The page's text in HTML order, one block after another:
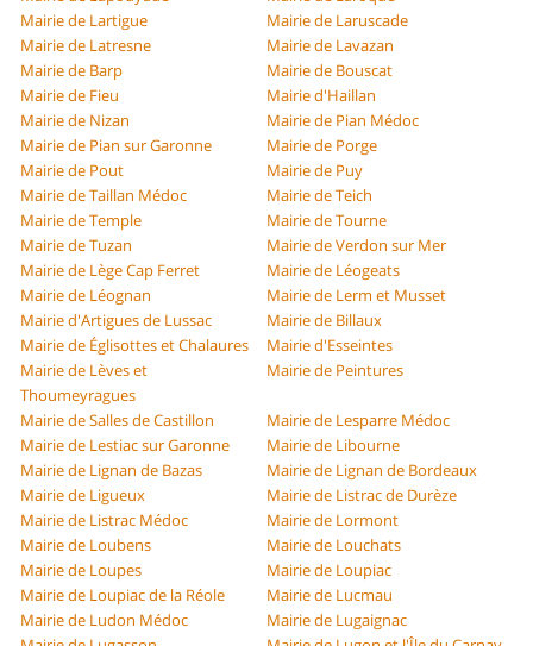
Mairie de Lartigue
Mairie de Laruscade
Mairie de Latresne
Mairie de Lavazan
Mairie de Barp
Mairie de Bouscat
Mairie de Fieu
Mairie d'Haillan
Mairie de Nizan
Mairie de Pian Médoc
Mairie de Pian sur Garonne
Mairie de Porge
Mairie de Pout
Mairie de Puy
Mairie de Taillan Médoc
Mairie de Teich
Mairie de Temple
Mairie de Tourne
Mairie de Tuzan
Mairie de Verdon sur Mer
Mairie de Lège Cap Ferret
Mairie de Léogeats
Mairie de Léognan
Mairie de Lerm et Musset
Mairie d'Artigues de Lussac
Mairie de Billaux
Mairie de Églisottes et Chalaures
Mairie d'Esseintes
Mairie de Lèves et
Thoumeyragues
Mairie de Peintures
Mairie de Salles de Castillon
Mairie de Lesparre Médoc
Mairie de Lestiac sur Garonne
Mairie de Libourne
Mairie de Lignan de Bazas
Mairie de Lignan de Bordeaux
Mairie de Ligueux
Mairie de Listrac de Durèze
Mairie de Listrac Médoc
Mairie de Lormont
Mairie de Loubens
Mairie de Louchats
Mairie de Loupes
Mairie de Loupiac
Mairie de Loupiac de la Réole
Mairie de Lucmau
Mairie de Ludon Médoc
Mairie de Lugaignac